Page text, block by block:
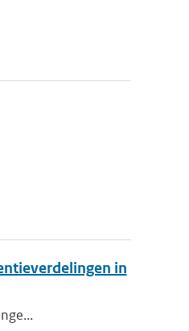
in